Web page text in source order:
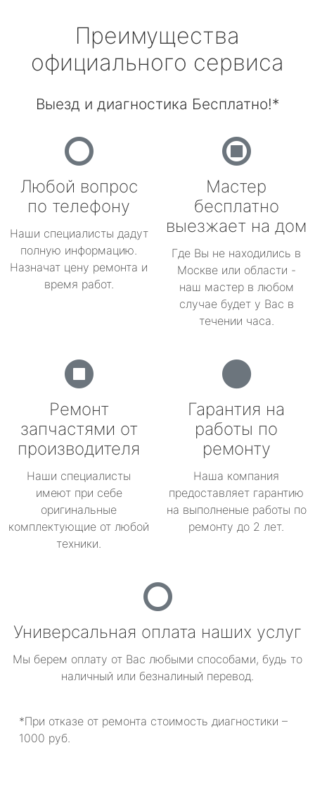
Преимущества
официального сервиса
Выезд и диагностика Бесплатно!*
Любой вопрос
по телефону
Наши специалисты дадут
полную информацию.
Назначат цену ремонта и
время работ.
Мастер
бесплатно
выезжает на дом
Где Вы не находились в
Москве или области -
наш мастер в любом
случае будет у Вас в
течении часа.
Ремонт
запчастями от
производителя
Наши специалисты
имеют при себе
оригинальные
комплектующие от любой
техники.
Гарантия на
работы по
ремонту
Наша компания
предоставляет гарантию
на выполненые работы по
ремонту до 2 лет.
Универсальная оплата наших услуг
Мы берем оплату от Вас любыми способами, будь то
наличный или безналиный перевод.
*При отказе от ремонта стоимость диагностики –
1000 руб.